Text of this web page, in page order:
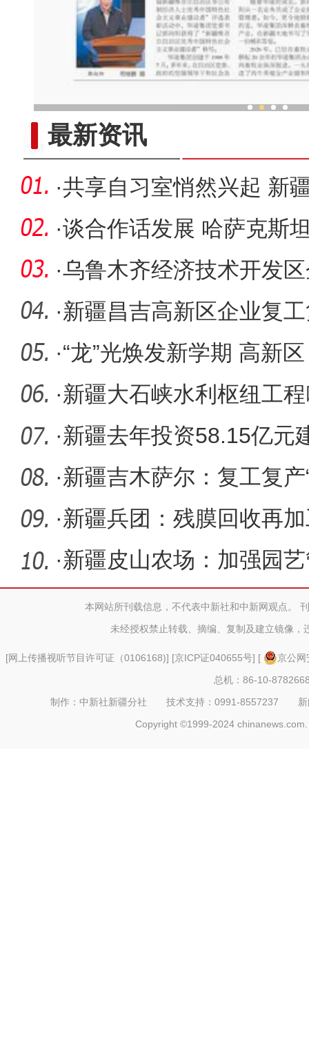
最新资讯
·共享自习室悄然兴起 新
单
·谈合作话发展 哈萨克斯
鲁木齐经
·乌鲁木齐经济技术开发
五省首笔
·新疆昌吉高新区企业复
季“开门
·“龙”光焕发新学期 高新
护学在
·新疆大石峡水利枢纽工
号”
·新疆去年投资58.15亿元
乡村振兴
·新疆吉木萨尔：复工复
赶订单
·新疆兵团：残膜回收再加
·新疆皮山农场：加强园
生长本网站所刊载信息，不代表中新社和中新网观点。
未经授权禁止转载、摘编、复制及建立镜像，
[网上传播视听节目许可证（0106168)] [京ICP证040655号] [
京公
总机：86-10-
制作：中新社新疆分社 技术支持：0991-8557237
Copyright ©1999-2024